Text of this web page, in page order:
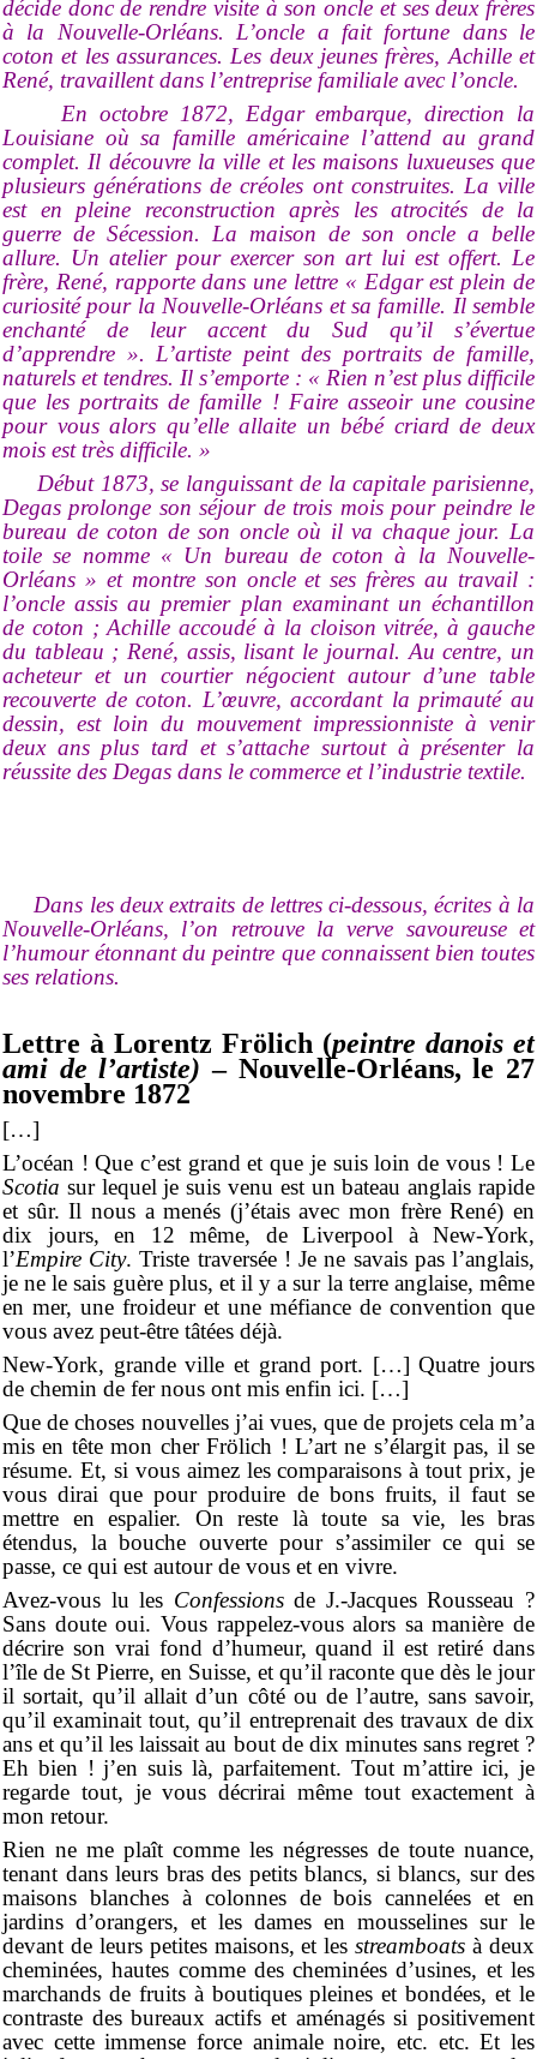
décide donc de rendre visite à son oncle et ses deux frères
à la Nouvelle-Orléans. L’oncle a fait fortune dans le
coton et les assurances. Les deux jeunes frères, Achille et
René, travaillent dans l’entreprise familiale avec l’oncle.
En octobre 1872, Edgar embarque, direction la
Louisiane où sa famille américaine l’attend au grand
complet. Il découvre la ville et les maisons luxueuses que
plusieurs générations de créoles ont construites. La ville
est en pleine reconstruction après les atrocités de la
guerre de Sécession. La maison de son oncle a belle
allure. Un atelier pour exercer son art lui est offert. Le
frère, René, rapporte dans une lettre « Edgar est plein de
curiosité pour la Nouvelle-Orléans et sa famille. Il semble
enchanté de leur accent du Sud qu’il s’évertue
d’apprendre ». L’artiste peint des portraits de famille,
naturels et tendres. Il s’emporte : « Rien n’est plus difficile
que les portraits de famille ! Faire asseoir une cousine
pour vous alors qu’elle allaite un bébé criard de deux
mois est très difficile. »
Début 1873, se languissant de la capitale parisienne,
Degas prolonge son séjour de trois mois pour peindre le
bureau de coton de son oncle où il va chaque jour. La
toile se nomme « Un bureau de coton à la Nouvelle-
Orléans » et montre son oncle et ses frères au travail :
l’oncle assis au premier plan examinant un échantillon
de coton ; Achille accoudé à la cloison vitrée, à gauche
du tableau ; René, assis, lisant le journal. Au centre, un
acheteur et un courtier négocient autour d’une table
recouverte de coton. L’œuvre, accordant la primauté au
dessin, est loin du mouvement impressionniste à venir
deux ans plus tard et s’attache surtout à présenter la
réussite des Degas dans le commerce et l’industrie textile.
Dans les deux extraits de lettres ci-dessous, écrites à la
Nouvelle-Orléans, l’on retrouve la verve savoureuse et
l’humour étonnant du peintre que connaissent bien toutes
ses relations.
Lettre à Lorentz Frölich (peintre danois et
ami de l’artiste) – Nouvelle-Orléans, le 27
novembre 1872
[…]
L’océan ! Que c’est grand et que je suis loin de vous ! Le
Scotia sur lequel je suis venu est un bateau anglais rapide
et sûr. Il nous a menés (j’étais avec mon frère René) en
dix jours, en 12 même, de Liverpool à New-York,
l’Empire City. Triste traversée ! Je ne savais pas l’anglais,
je ne le sais guère plus, et il y a sur la terre anglaise, même
en mer, une froideur et une méfiance de convention que
vous avez peut-être tâtées déjà.
New-York, grande ville et grand port. […] Quatre jours
de chemin de fer nous ont mis enfin ici. […]
Que de choses nouvelles j’ai vues, que de projets cela m’a
mis en tête mon cher Frölich ! L’art ne s’élargit pas, il se
résume. Et, si vous aimez les comparaisons à tout prix, je
vous dirai que pour produire de bons fruits, il faut se
mettre en espalier. On reste là toute sa vie, les bras
étendus, la bouche ouverte pour s’assimiler ce qui se
passe, ce qui est autour de vous et en vivre.
Avez-vous lu les Confessionsde J.-Jacques Rousseau ?
Sans doute oui. Vous rappelez-vous alors sa manière de
décrire son vrai fond d’humeur, quand il est retiré dans
l’île de St Pierre, en Suisse, et qu’il raconte que dès le jour
il sortait, qu’il allait d’un côté ou de l’autre, sans savoir,
qu’il examinait tout, qu’il entreprenait des travaux de dix
ans et qu’il les laissait au bout de dix minutes sans regret ?
Eh bien ! j’en suis là, parfaitement. Tout m’attire ici, je
regarde tout, je vous décrirai même tout exactement à
mon retour.
Rien ne me plaît comme les négresses de toute nuance,
tenant dans leurs bras des petits blancs, si blancs, sur des
maisons blanches à colonnes de bois cannelées et en
jardins d’orangers, et les dames en mousselines sur le
devant de leurs petites maisons, et lesstreamboats à deux
cheminées, hautes comme des cheminées d’usines, et les
marchands de fruits à boutiques pleines et bondées, et le
contraste des bureaux actifs et aménagés si positivement
avec cette immense force animale noire, etc. etc. Et les